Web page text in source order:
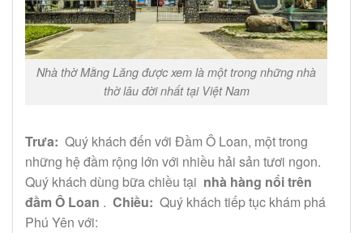
Nhà thờ Mằng Lăng được xem là một trong những nhà
thờ lâu đời nhất tại Việt Nam
Trưa: Quý khách đến với Đầm Ô Loan, một trong
những hệ đầm rộng lớn với nhiều hải sản tươi ngon.
Quý khách dùng bữa chiều tại nhà hàng nổi trên
đầm Ô Loan . Chiều: Quý khách tiếp tục khám phá
Phú Yên với: